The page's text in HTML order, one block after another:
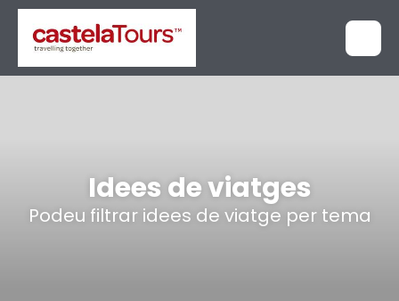
Idees de viatges
Podeu filtrar idees de viatge per tema